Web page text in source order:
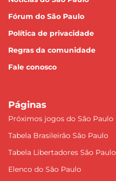
Fórum do São Paulo
Política de privacidade
Regras da comunidade
Fale conosco
Páginas
Próximos jogos do São Paulo
Tabela Brasileirão São Paulo
Tabela Libertadores São Paulo
Elenco do São Paulo